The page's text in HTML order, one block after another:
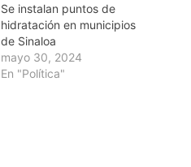
Se instalan puntos de
hidratación en municipios
de Sinaloa
mayo 30, 2024
En "Política"